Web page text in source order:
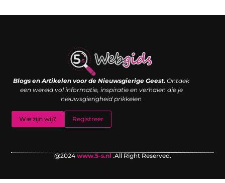
Blogs en Artikelen voor de Nieuwsgierige Geest. Ontdek
een wereld vol informatie, inspiratie en verhalen die je
nieuwsgierigheid prikkelen
Wie zijn wij? Registreer
@2024www.5-s.nl .All Right Reserved.